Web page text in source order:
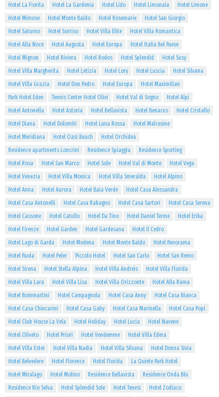
Hotel La Fiorita
Hotel La Gardenia Hotel Lido Hotel Limonaia
Hotel Limone
Hotel Mimose
Hotel Monte Baldo Hotel Rosemarie
Hotel San Giorgio
Hotel Saturno
Hotel Sorriso Hotel Villa Elite
Hotel Villa Romantica
Hotel Alla Noce
Hotel Augusta Hotel Europa
Hotel Italia Bel Paese
Hotel Mignon
Hotel Riviera Hotel Rodos Hotel Splendid
Hotel Susy
Hotel Villa Margherita
Hotel Letizia Hotel Lory Hotel Luscia
Hotel Silvana
Hotel Villa Grazia
Hotel Don Pedro Hotel Europa
Hotel Maximilian
Park Hotel Eden
Tennis Center Hotel Olivi Hotel Val di Sogno
Hotel Alpi
Hotel Antonella
Hotel Astoria Hotel Bellavista Hotel Benacus
Hotel Cristallo
Hotel Diana
Hotel Dolomiti Hotel Luna Rossa
Hotel Malcesine
Hotel Meridiana
Hotel Oasi Beach
Hotel Orchidea
Residence apartments Loncrini
Residence Spiaggia
Residence Sporting
Hotel Rosa
Hotel San Marco Hotel Sole Hotel Val di Monte
Hotel Vega
Hotel Venezia
Hotel Villa Monica Hotel Villa Smeralda
Hotel Alpino
Hotel Anna
Hotel Aurora Hotel Baia Verde
Hotel Casa Alessandra
Hotel Casa Antonelli
Hotel Casa Rabagno Hotel Casa Sartori
Hotel Casa Serena
Hotel Cassone
Hotel Catullo Hotel Da Tino Hotel Daniel Terme
Hotel Erika
Hotel Firenze
Hotel Garden Hotel Gardesana
Hotel Il Cedro
Hotel Lago di Garda
Hotel Modena Hotel Monte Baldo
Hotel Panorama
Hotel Paola
Hotel Peler Piccolo Hotel Hotel San Carlo
Hotel San Remo
Hotel Sirena
Hotel Stella Alpina Hotel Villa Andreis
Hotel Villa Florida
Hotel Villa Lara
Hotel Villa Lisa Hotel Villa Orizzonte
Hotel Alla Rama
Hotel Bommartini
Hotel Campagnola Hotel Casa Anny
Hotel Casa Bianca
Hotel Casa Chincarini
Hotel Casa Gaby Hotel Casa Marinella
Hotel Casa Popi
Hotel Club House La Vela
Hotel Holiday Hotel Lucia
Hotel Navene
Hotel Oliveto
Hotel Priori Hotel Vendemme
Hotel Villa Edera
Hotel Villa Ester
Hotel Villa Nadia Hotel Villa Silvana
Hotel Donna Sivia
Hotel Belvedere
Hotel Florence Hotel Florida
La Quiete Park Hotel
Hotel Miralago
Hotel Molino Residence Bellavista
Residence Onda Blu
Residence Rio Selva
Hotel Splendid Sole Hotel Tenesi
Hotel Zodiaco